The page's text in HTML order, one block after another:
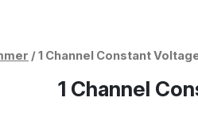
/ 1 Channel Constant
1 Channel